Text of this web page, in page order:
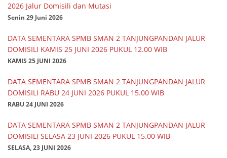
2026 Jalur Domisili dan Mutasi
Senin 29 Juni 2026
DATA SEMENTARA SPMB SMAN 2 TANJUNGPANDAN JALUR
DOMISILI KAMIS 25 JUNI 2026 PUKUL 12.00 WIB
KAMIS 25 JUNI 2026
DATA SEMENTARA SPMB SMAN 2 TANJUNGPANDAN JALUR
DOMISILI RABU 24 JUNI 2026 PUKUL 15.00 WIB
RABU 24 JUNI 2026
DATA SEMENTARA SPMB SMAN 2 TANJUNGPANDAN JALUR
DOMISILI SELASA 23 JUNI 2026 PUKUL 15.00 WIB
SELASA, 23 JUNI 2026